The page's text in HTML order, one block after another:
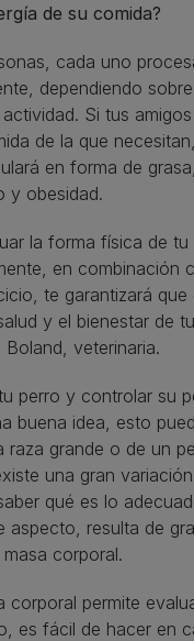
de su comida?
cada uno
dependiendo
Si tus
de la que
en forma de
y obesidad.
la forma física de
en combinación
te garantizará que
y el bienestar de
veterinaria.
perro y controlar su
buena idea, esto
raza grande o de un
una gran
qué es lo
aspecto, resulta de
corporal.
corporal permite
es fácil de hacer en